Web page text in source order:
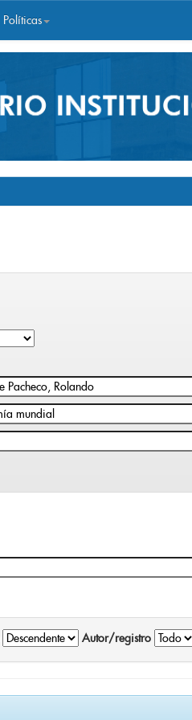
Políticas
Autor/registro